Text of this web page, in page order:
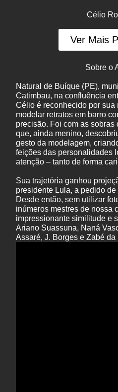
Célio
Ver Mais
Sobre o
Natural de Buíque (PE),
Catimbau, na confluência
Célio é reconhecido por
modelar retratos em barro
precisão. Foi com as sobras
que, ainda menino,
gesto da modelagem,
feições das personalidades
atenção – tanto de forma
Sua trajetória ganhou
presidente Lula, a pedido
Desde então, sem utilizar
inúmeros mestres de nossa
impressionante similitude e
Ariano Suassuna, Naná
Assaré, J. Borges e Zabé da